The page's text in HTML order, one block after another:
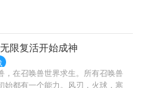
，觉醒长生系统，竟然还送了一
我陈浔对打打杀杀没有兴趣，也不
想带着老牛看遍世间繁华。一个不
间的三把开山斧，又一个不经意，
。他缓缓戴上了悍匪头套，露出
和老牛最讲道理。”整个诸天万界颤
限复活开始成神
，在召唤兽世界求生。所有召唤兽
始都有一个能力。风刃，火球，寒